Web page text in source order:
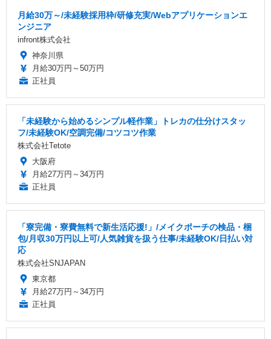
月給30万～/未経験採用枠/研修充実/Webアプリケーションエ
ンジニア
infront株式会社
神奈川県
月給30万円～50万円
正社員
「未経験から始めるシンプル軽作業」トレカの仕分けスタッ
フ/未経験OK/空調完備/コツコツ作業
株式会社Tetote
大阪府
月給27万円～34万円
正社員
「寮完備・寮費無料で新生活応援!」/メイクポーチの検品・梱
包/月収30万円以上可/人気雑貨を扱う仕事/未経験OK/日払い対
応
株式会社SNJAPAN
東京都
月給27万円～34万円
正社員